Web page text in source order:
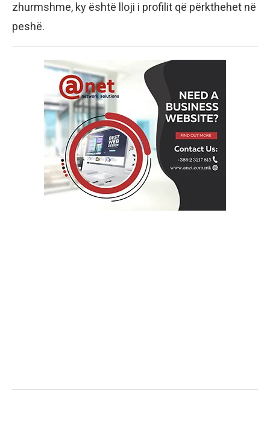
zhurmshme, ky është lloji i profilit që përkthehet në
peshë.